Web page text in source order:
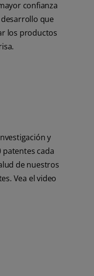
confianza
que
los productos
y
patentes cada
de nuestros
Vea el video